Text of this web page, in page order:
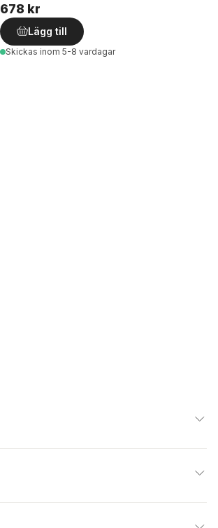
678 kr
Lägg till
Skickas inom 5-8 vardagar